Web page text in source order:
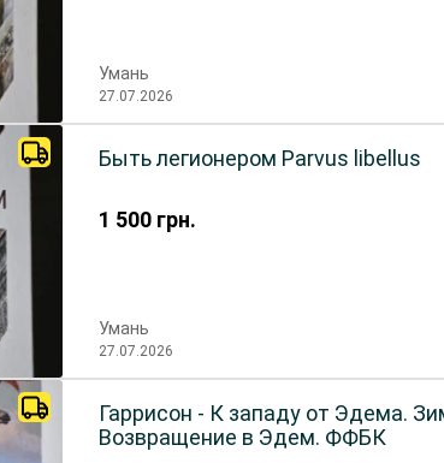
Умань
27.07.2026
1 500 грн.
Быть легионером Parvus libellus
Умань
27.07.2026
Гаррисон - К западу от Эдема.
Возвращение в Эдем. ФФБК